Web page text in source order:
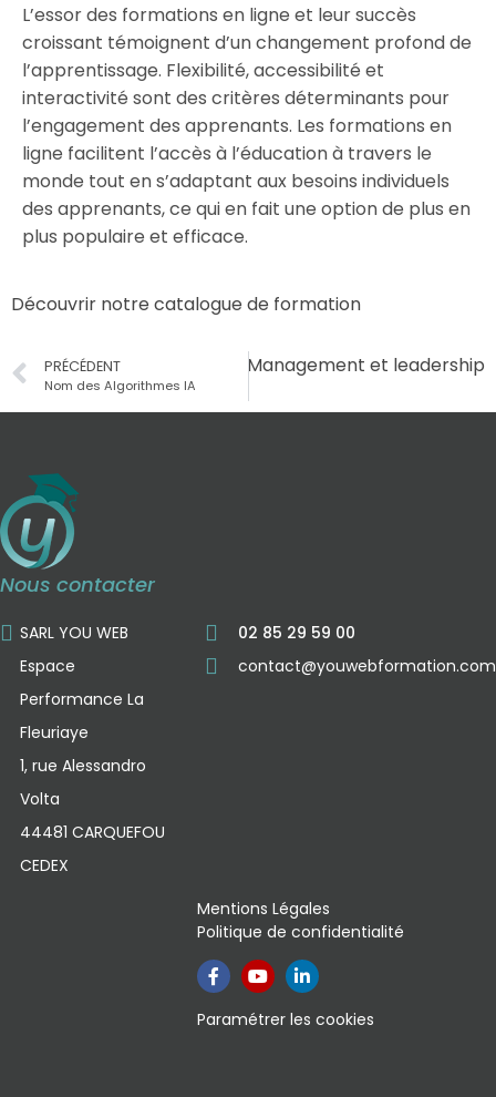
L’essor des formations en ligne et leur succès
croissant témoignent d’un changement profond de
l’apprentissage. Flexibilité, accessibilité et
interactivité sont des critères déterminants pour
l’engagement des apprenants. Les formations en
ligne facilitent l’accès à l’éducation à travers le
monde tout en s’adaptant aux besoins individuels
des apprenants, ce qui en fait une option de plus en
plus populaire et efficace.
Découvrir notre catalogue de formation
PRÉCÉDENT
Nom des Algorithmes IA
Management et leadership
Nous contacter
SARL YOU WEB
Espace
Performance La
Fleuriaye
1, rue Alessandro
Volta
44481 CARQUEFOU
CEDEX
02 85 29 59 00
contact@youwebformation.com
Mentions Légales
Politique de confidentialité
Paramétrer les cookies